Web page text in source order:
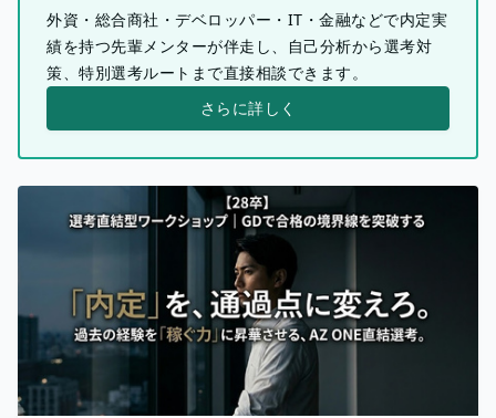
外資・総合商社・デベロッパー・IT・金融などで内定実
績を持つ先輩メンターが伴走し、自己分析から選考対
策、特別選考ルートまで直接相談できます。
さらに詳しく